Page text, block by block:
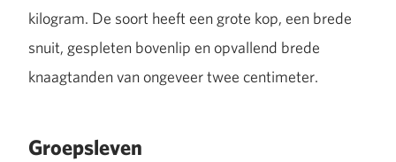
kilogram. De soort heeft een grote kop, een brede
snuit, gespleten bovenlip en opvallend brede
knaagtanden van ongeveer twee centimeter.
Groepsleven